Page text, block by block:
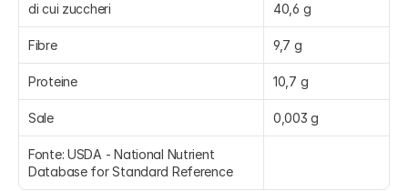
di cui zuccheri 40,6 g
Fibre 9,7 g
Proteine 10,7 g
Sale 0,003 g
Fonte: USDA - National Nutrient
Database for Standard Reference